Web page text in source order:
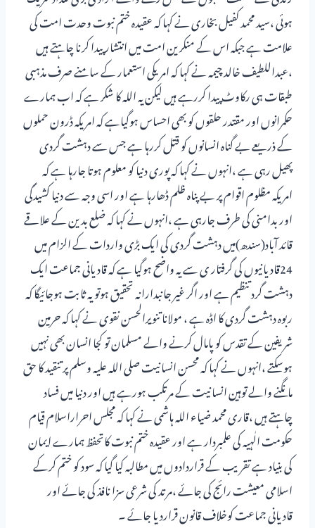
ہوئی ،سید محمد کفیل بخاری نے کہا کہ عقیدہ ختم نبوت وحدت امت کی
علامت ہے جبکہ اس کے منکرین امت میں انتشار پیدا کرنا چاہتے ہیں
،عبداللطیف خالد چیمہ نے کہا کہ امریکی استعمار کے سامنے صرف مذہبی
طبقات ہی رکاوٹ پیدا کررہے ہیں لیکن یہ اللہ کا شکر ہے کہ اب ہمارے
حکمرانوں اور مقتدر حلقوں کو بھی احساس ہوگیاہے کہ امریکہ ڈرون حملوں
کے ذریعے بے گناہ انسانوں کو قتل کررہا ہے جس سے دہشت گردی
پھیل رہی ہے ،انہوں نے کہا کہ پوری دنیا کو معلوم ہوتا جارہا ہے کہ
امریکہ مظلوم اقوام پر بے پناہ ظلم ڈھارہا ہے اور اسی وجہ سے دنیا کشیدگی
اور بدامنی کی طرف جارہی ہے ،انہوں نے کہا کہ ضلع بدین کے علاقے
قائد آباد(سندھ)میں دہشت گردی کی ایک بڑی واردات کے الزام میں
24قادیانیوں کی گرفتار ی سے یہ واضح ہوگیا ہے کہ قادیانی جماعت ایک
دہشت گرد تنظیم ہے اور اگر غیر جانبدارانہ تحقیق ہوتو یہ ثابت ہوجائیگا کہ
ربوہ دہشت گردی کا اڈہ ہے ، مولانا تنویرالحسن نقوی نے کہا کہ حرمین
شریفین کے تقدس کو پامال کرنے والے مسلمان تو کجا انسان بھی نہیں
ہوسکتے ،انہوں نے کہا کہ محسن انسانیت صلی اللہ علیہ وسلم پر تنقید کا حق
مانگنے والے توہین انسانیت کے مرتکب ہورہے ہیں اور دنیا میں فساد
چاہتے ہیں ،قاری محمد ضیاء اللہ ہاشمی نے کہا کہ مجلس احراراسلام قیام
حکومت الٰہیہ کی علمبردار ہے اور عقیدہ ختم نبوت کاتحفظ ہمارے ایمان
کی بنیاد ہے تقریب کے قراردادوں میں مطالبہ کیا گیا کہ سود کو ختم کرکے
اسلامی معیشت رائج کی جائے ،مرتد کی شرعی سزا نافذ کی جائے اور
قادیانی جماعت کوخلاف قانون قراردیا جائے ۔